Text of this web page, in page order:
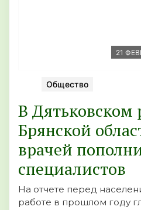
21
Общество
В Дятьковском
Брянской
врачей
специалистов
На отчете перед
работе в прошлом году